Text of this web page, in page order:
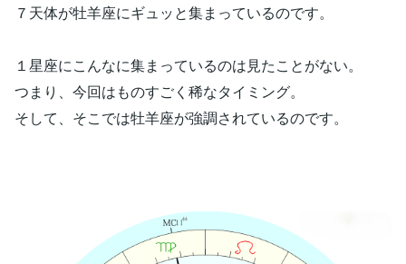
７天体が牡羊座にギュッと集まっているのです。
１星座にこんなに集まっているのは見たことがない。
つまり、今回はものすごく稀なタイミング。
そして、そこでは牡羊座が強調されているのです。